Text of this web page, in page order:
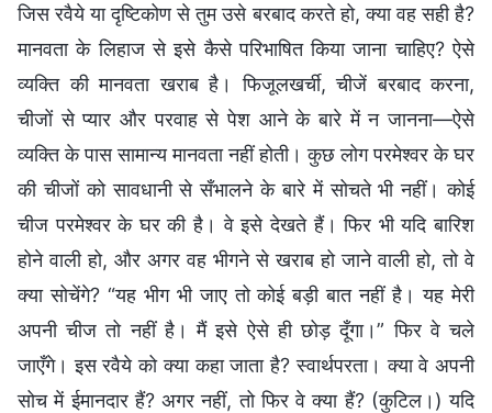
जिस रवैये या दृष्टिकोण से तुम उसे बरबाद करते हो, क्या वह सही है?
मानवता के लिहाज से इसे कैसे परिभाषित किया जाना चाहिए? ऐसे
व्यक्ति की मानवता खराब है। फिजूलखर्ची, चीजें बरबाद करना,
चीजों से प्यार और परवाह से पेश आने के बारे में न जानना—ऐसे
व्यक्ति के पास सामान्य मानवता नहीं होती। कुछ लोग परमेश्वर के घर
की चीजों को सावधानी से सँभालने के बारे में सोचते भी नहीं। कोई
चीज परमेश्वर के घर की है। वे इसे देखते हैं। फिर भी यदि बारिश
होने वाली हो, और अगर वह भीगने से खराब हो जाने वाली हो, तो वे
क्या सोचेंगे? “यह भीग भी जाए तो कोई बड़ी बात नहीं है। यह मेरी
अपनी चीज तो नहीं है। मैं इसे ऐसे ही छोड़ दूँगा।” फिर वे चले
जाएँगे। इस रवैये को क्या कहा जाता है? स्वार्थपरता। क्या वे अपनी
सोच में ईमानदार हैं? अगर नहीं, तो फिर वे क्या हैं? (कुटिल।) यदि